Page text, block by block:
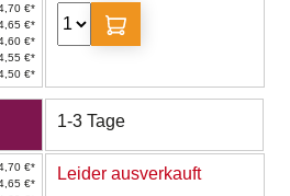
€*
€*
€*
€*
€*
1-3 Tage
€*
€*
Leider ausverkauft